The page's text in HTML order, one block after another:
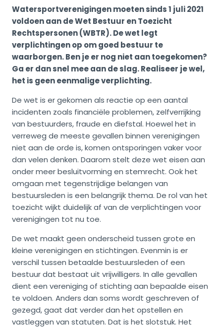
Watersportverenigingen moeten sinds 1 juli 2021
voldoen aan de Wet Bestuur en Toezicht
Rechtspersonen (WBTR). De wet legt
verplichtingen op om goed bestuur te
waarborgen. Ben je er nog niet aan toegekomen?
Ga er dan snel mee aan de slag. Realiseer je wel,
het is geen eenmalige verplichting.
De wet is er gekomen als reactie op een aantal
incidenten zoals financiële problemen, zelfverrijking
van bestuurders, fraude en diefstal. Hoewel het in
verreweg de meeste gevallen binnen verenigingen
niet aan de orde is, komen ontsporingen vaker voor
dan velen denken. Daarom stelt deze wet eisen aan
onder meer besluitvorming en stemrecht. Ook het
omgaan met tegenstrijdige belangen van
bestuursleden is een belangrijk thema. De rol van het
toezicht wijkt duidelijk af van de verplichtingen voor
verenigingen tot nu toe.
De wet maakt geen onderscheid tussen grote en
kleine verenigingen en stichtingen. Evenmin is er
verschil tussen betaalde bestuursleden of een
bestuur dat bestaat uit vrijwilligers. In alle gevallen
dient een vereniging of stichting aan bepaalde eisen
te voldoen. Anders dan soms wordt geschreven of
gezegd, gaat dat verder dan het opstellen en
vastleggen van statuten. Dat is het slotstuk. Het